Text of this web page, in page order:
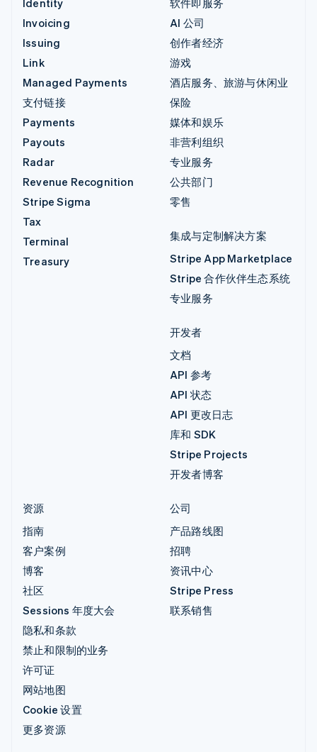
Identity
Invoicing
Issuing
Link
Managed Payments
支付链接
Payments
Payouts
Radar
Revenue Recognition
Stripe Sigma
Tax
Terminal
Treasury
软件即服务
AI 公司
创作者经济
游戏
酒店服务、旅游与休闲业
保险
媒体和娱乐
非营利组织
专业服务
公共部门
零售
集成与定制解决方案
Stripe App Marketplace
Stripe 合作伙伴生态系统
专业服务
开发者
文档
API 参考
API 状态
API 更改日志
库和 SDK
Stripe Projects
开发者博客
资源
指南
客户案例
博客
社区
Sessions 年度大会
隐私和条款
禁止和限制的业务
许可证
网站地图
Cookie 设置
更多资源
公司
产品路线图
招聘
资讯中心
Stripe Press
联系销售